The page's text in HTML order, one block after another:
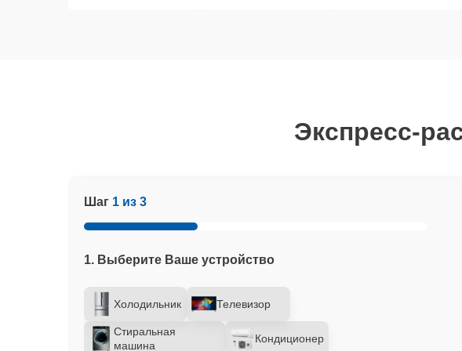
Экспресс-
Шаг 1 из 3
1. Выберите Ваше устройство
Холодильник Телевизор
Стиральная
машина
Кондиционер